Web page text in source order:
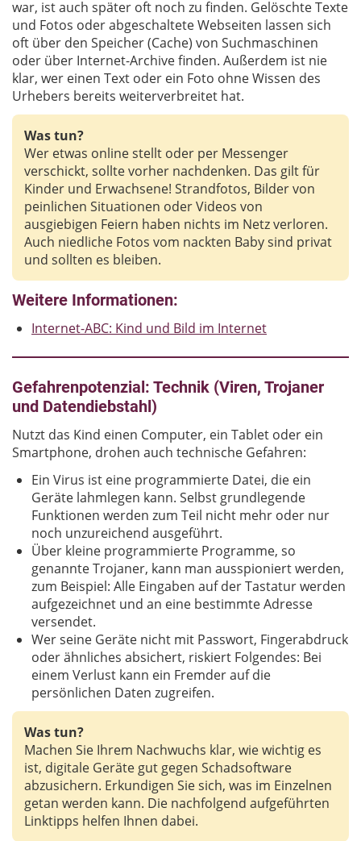
war, ist auch später oft noch zu finden. Gelöschte Texte
und Fotos oder abgeschaltete Webseiten lassen sich
oft über den Speicher (Cache) von Suchmaschinen
oder über Internet-Archive finden. Außerdem ist nie
klar, wer einen Text oder ein Foto ohne Wissen des
Urhebers bereits weiterverbreitet hat.
Was tun?
Wer etwas online stellt oder per Messenger
verschickt, sollte vorher nachdenken. Das gilt für
Kinder und Erwachsene! Strandfotos, Bilder von
peinlichen Situationen oder Videos von
ausgiebigen Feiern haben nichts im Netz verloren.
Auch niedliche Fotos vom nackten Baby sind privat
und sollten es bleiben.
Weitere Informationen:
Internet-ABC: Kind und Bild im Internet
Gefahrenpotenzial: Technik (Viren, Trojaner
und Datendiebstahl)
Nutzt das Kind einen Computer, ein Tablet oder ein
Smartphone, drohen auch technische Gefahren:
Ein Virus ist eine programmierte Datei, die ein
Geräte lahmlegen kann. Selbst grundlegende
Funktionen werden zum Teil nicht mehr oder nur
noch unzureichend ausgeführt.
Über kleine programmierte Programme, so
genannte Trojaner, kann man ausspioniert werden,
zum Beispiel: Alle Eingaben auf der Tastatur werden
aufgezeichnet und an eine bestimmte Adresse
versendet.
Wer seine Geräte nicht mit Passwort, Fingerabdruck
oder ähnliches absichert, riskiert Folgendes: Bei
einem Verlust kann ein Fremder auf die
persönlichen Daten zugreifen.
Was tun?
Machen Sie Ihrem Nachwuchs klar, wie wichtig es
ist, digitale Geräte gut gegen Schadsoftware
abzusichern. Erkundigen Sie sich, was im Einzelnen
getan werden kann. Die nachfolgend aufgeführten
Linktipps helfen Ihnen dabei.